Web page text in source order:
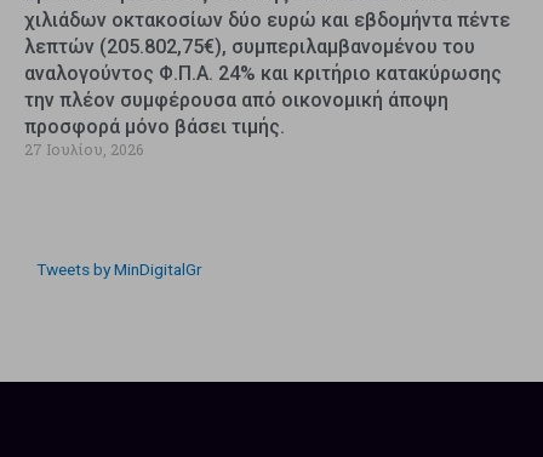
χιλιάδων οκτακοσίων δύο ευρώ και εβδομήντα πέντε
λεπτών (205.802,75€), συμπεριλαμβανομένου του
αναλογούντος Φ.Π.Α. 24% και κριτήριο κατακύρωσης
την πλέον συμφέρουσα από οικονομική άποψη
προσφορά μόνο βάσει τιμής.
27 Ιουλίου, 2026
Tweets by MinDigitalGr